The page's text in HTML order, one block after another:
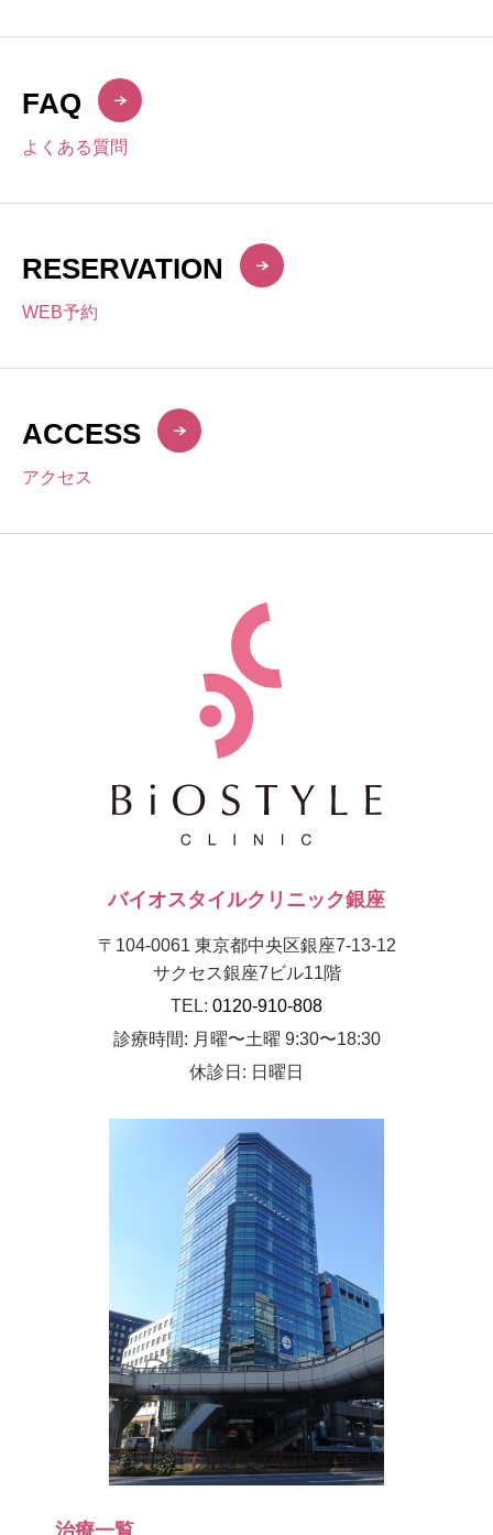
FAQ
よくある質問
RESERVATION
WEB予約
ACCESS
アクセス
バイオスタイルクリニック銀座
〒104-0061 東京都中央区銀座7-13-12
サクセス銀座7ビル11階
TEL: 0120-910-808
診療時間: 月曜〜土曜 9:30〜18:30
休診日: 日曜日